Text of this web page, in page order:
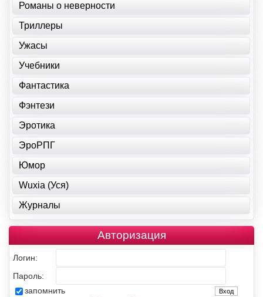
Романы о неверности
Триллеры
Ужасы
Учебники
Фантастика
Фэнтези
Эротика
ЭроРПГ
Юмор
Wuxia (Уся)
Журналы
Авторизация
Логин:
Пароль:
запомнить